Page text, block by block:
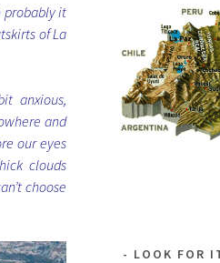
it
of La
anxious,
and
our eyes
clouds
choose
LOOK FOR